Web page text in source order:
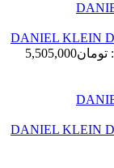
Price range: تومان5,505,000